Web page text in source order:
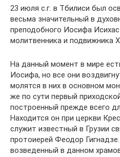
23 июля с.г. в Тбилиси был
весьма значительный в
преподобного Иосифа
молитвенника и подвижника
На данный момент в мире
Иосифа, но все они
молятся в них в основном
же по сути первый
построенный прежде всего
Находится он при церкви
служит известный в Грузии
протоиерей Феодор
возведенный в данном